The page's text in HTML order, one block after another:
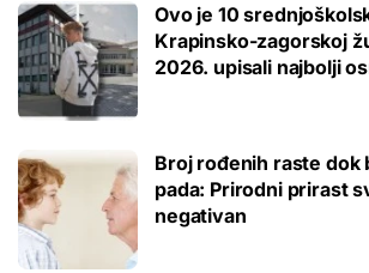
Ovo je 10
Krapinsko-zagorskoj
2026. upisali najbolji
Broj rođenih raste dok
pada: Prirodni prirast
negativan